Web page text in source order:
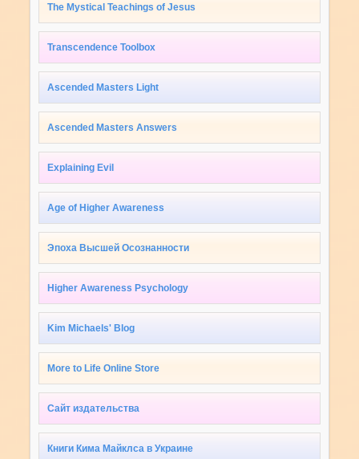
The Mystical Teachings of Jesus
Transcendence Toolbox
Ascended Masters Light
Ascended Masters Answers
Explaining Evil
Age of Higher Awareness
Эпоха Высшей Осознанности
Higher Awareness Psychology
Kim Michaels' Blog
More to Life Online Store
Сайт издательства
Книги Кима Майклса в Украине